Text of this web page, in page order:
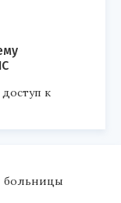
к
больницы